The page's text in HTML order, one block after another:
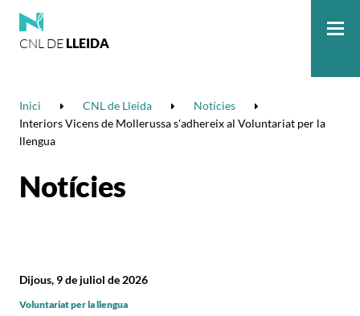
CNL DE LLEIDA
Inici CNL de Lleida
Notícies
Interiors Vicens de Mollerussa s'adhereix al Voluntariat per la
llengua
Notícies
Dijous, 9 de juliol de 2026
Voluntariat per la llengua